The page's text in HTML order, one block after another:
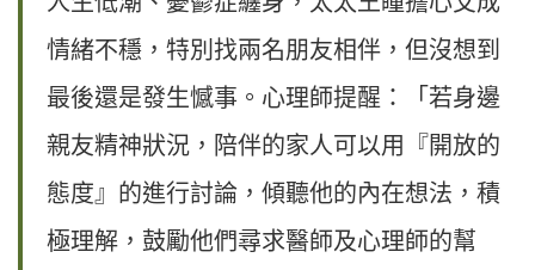
情緒不穩，特別找兩名朋友相伴，但沒想到
最後還是發生憾事。心理師提醒：「若身邊
親友精神狀況，陪伴的家人可以用『開放的
態度』的進行討論，傾聽他的內在想法，積
極理解，鼓勵他們尋求醫師及心理師的幫